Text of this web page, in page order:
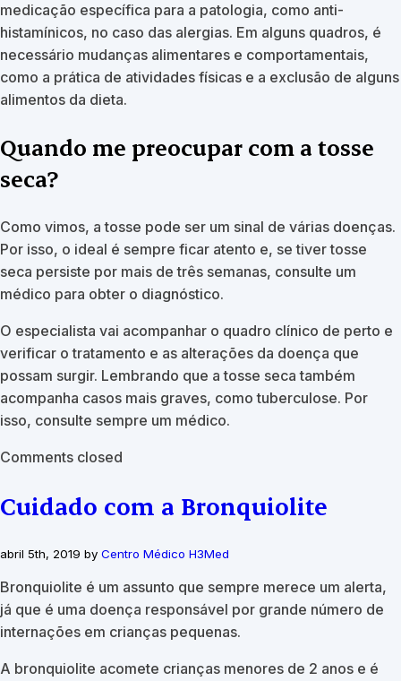
medicação específica para a patologia, como anti-
histamínicos, no caso das alergias. Em alguns quadros, é
necessário mudanças alimentares e comportamentais,
como a prática de atividades físicas e a exclusão de alguns
alimentos da dieta.
Quando me preocupar com a tosse
seca?
Como vimos, a tosse pode ser um sinal de várias doenças.
Por isso, o ideal é sempre ficar atento e, se tiver tosse
seca persiste por mais de três semanas, consulte um
médico para obter o diagnóstico.
O especialista vai acompanhar o quadro clínico de perto e
verificar o tratamento e as alterações da doença que
possam surgir. Lembrando que a tosse seca também
acompanha casos mais graves, como tuberculose. Por
isso, consulte sempre um médico.
Comments closed
Cuidado com a Bronquiolite
abril 5th, 2019 by Centro Médico H3Med
Bronquiolite é um assunto que sempre merece um alerta,
já que é uma doença responsável por grande número de
internações em crianças pequenas.
A bronquiolite acomete crianças menores de 2 anos e é